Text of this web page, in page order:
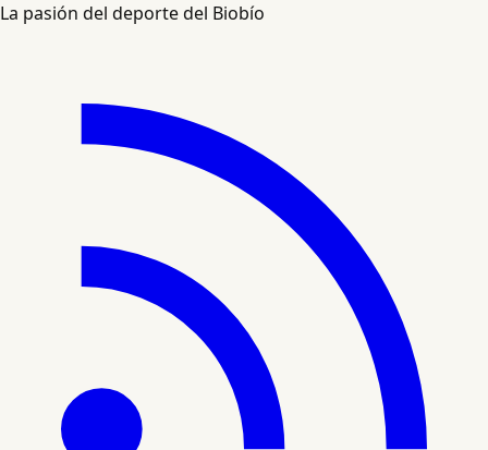
La pasión del deporte del Biobío